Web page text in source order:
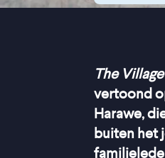
The
vertoond
Harawe,
buiten het